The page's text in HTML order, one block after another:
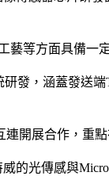
藝等方面具備一
發，涵蓋發送
開展合作，重
的光傳感與